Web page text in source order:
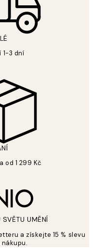
1-3 dní
od 1 299 Kč
SVĚTU UMĚNÍ
a získejte 15 % slevu